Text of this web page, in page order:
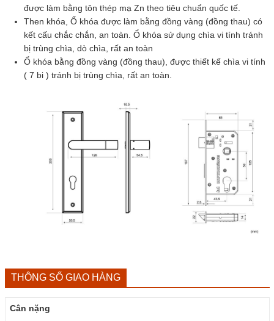
được làm bằng tôn thép mạ Zn theo tiêu chuẩn quốc tế.
Then khóa, Ổ khóa được làm bằng đồng vàng (đồng thau) có
kết cấu chắc chắn, an toàn. Ổ khóa sử dụng chìa vi tính tránh
bị trùng chìa, dò chìa, rất an toàn
Ổ khóa bằng đồng vàng (đồng thau), được thiết kế chìa vi tính
( 7 bi ) tránh bị trùng chìa, rất an toàn.
THÔNG SỐ GIAO HÀNG
Cân nặng